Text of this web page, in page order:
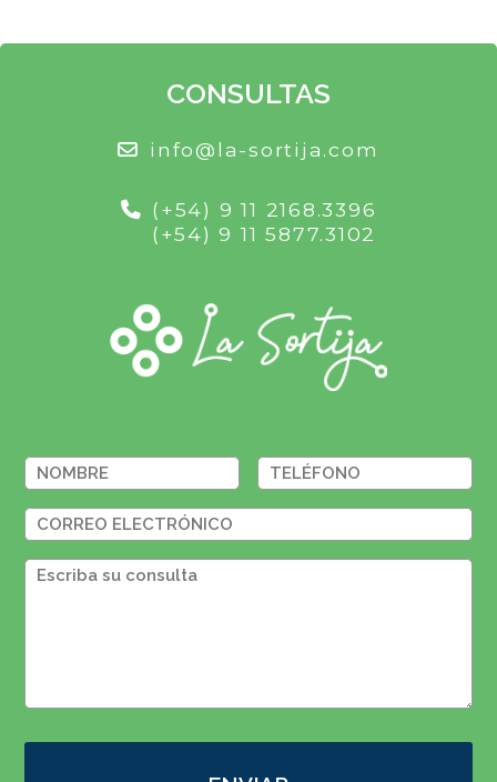
CONSULTAS
info@la-sortija.com
(+54) 9 11 2168.3396
(+54) 9 11 5877.3102